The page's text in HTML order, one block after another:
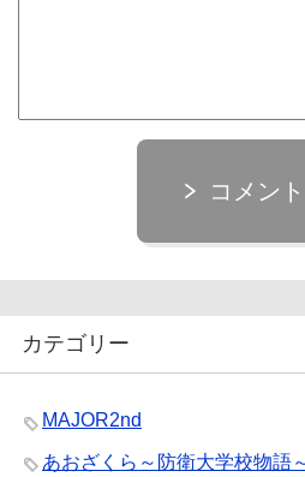
コメン
カテゴリー
MAJOR2nd
あおざくら～防衛大学校物語